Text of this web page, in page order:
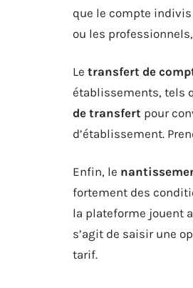
que le compte
ou les
Le transfert de
établissements, tels
de transfert pour
d’établissement.
Enfin, le
fortement des
la plateforme jouent
s’agit de saisir une
tarif.